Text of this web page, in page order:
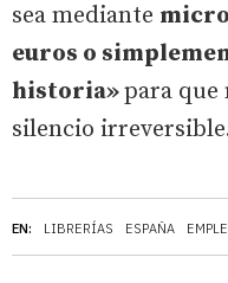
EN: LIBRERÍAS ESPAÑA
sea mediante
euros o
historia»para que
silencio